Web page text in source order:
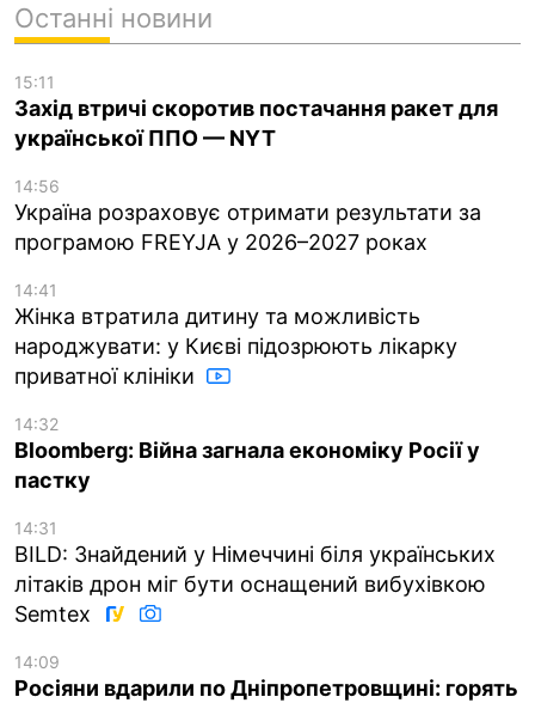
Останні новини
15:11
Захід втричі скоротив постачання ракет для
української ППО — NYT
14:56
Україна розраховує отримати результати за
програмою FREYJA у 2026–2027 роках
14:41
Жінка втратила дитину та можливість
народжувати: у Києві підозрюють лікарку
приватної клініки
14:32
Bloomberg: Війна загнала економіку Росії у
пастку
14:31
BILD: Знайдений у Німеччині біля українських
літаків дрон міг бути оснащений вибухівкою
Semtex
14:09
Росіяни вдарили по Дніпропетровщині: горять